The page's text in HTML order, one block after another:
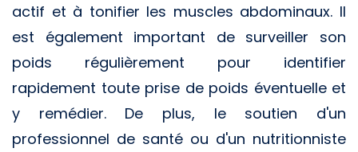
actif et à tonifier les muscles abdominaux. Il
est également important de surveiller son
poids régulièrement pour identifier
rapidement toute prise de poids éventuelle et
y remédier. De plus, le soutien d'un
professionnel de santé ou d'un nutritionniste